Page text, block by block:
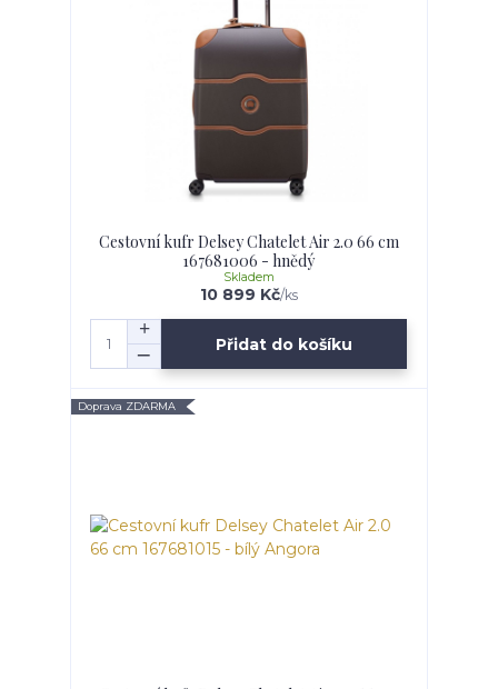
Cestovní kufr Delsey Chatelet Air 2.0 66 cm
167681006 - hnědý
10 899 Kč/ks
Skladem
Přidat do košíku
Doprava ZDARMA